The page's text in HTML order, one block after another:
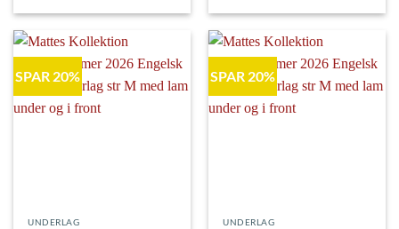
SPAR 20%
UNDERLAG
SPAR 20%
UNDERLAG